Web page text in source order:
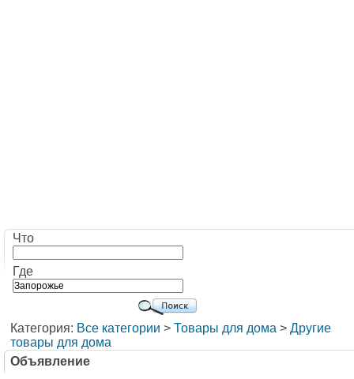
Что
Где
Категория: Все категории > Товары для дома > Другие
товары для дома
Объявление